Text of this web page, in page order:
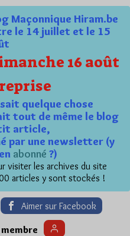
Maçonnique Hiram.be
le 14 juillet et le 15
16 août
quelque chose
tout de même le blog
article,
par une newsletter (y
abonné ?)
visiter les archives du site
articles y sont stockés !
Aimer sur Facebook
membre